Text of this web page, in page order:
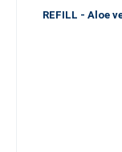
REFILL - Aloe